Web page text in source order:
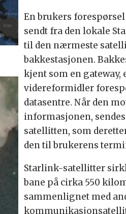
En brukers
sendt fra den lokale
til den nærmeste
bakkestasjonen.
kjent som en gateway,
videreformidler
datasentre. Når den
informasjonen,
satellitten, som
den til brukerens
Starlink-satellitter
bane på cirka 550
sammenlignet med